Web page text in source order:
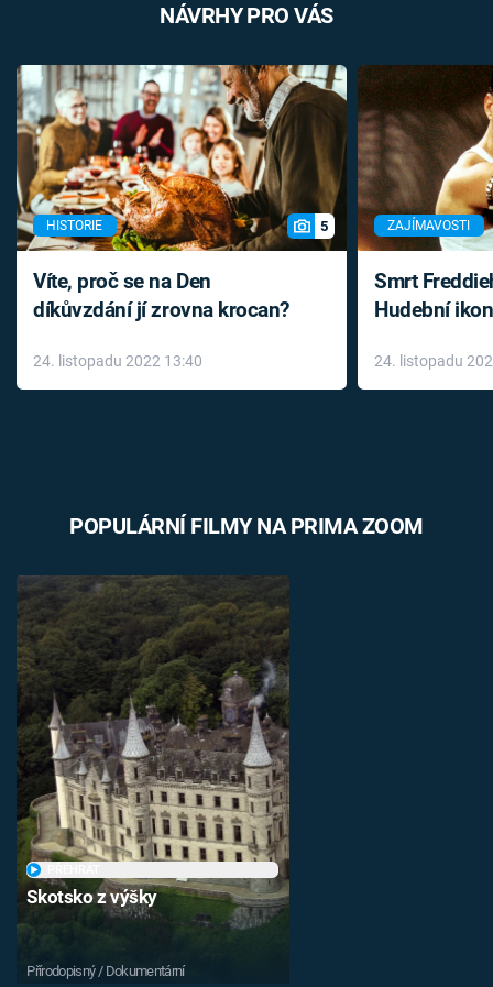
NÁVRHY PRO VÁS
HISTORIE 5
Víte, proč se na Den
díkůvzdání jí zrovna krocan?
24. listopadu 2022 13:40
ZAJÍMAVOSTI
Smrt
Hudební
léky
24. listopadu
POPULÁRNÍ FILMY NA PRIMA ZOOM
Skotsko z výšky
Přírodopisný / Dokumentární